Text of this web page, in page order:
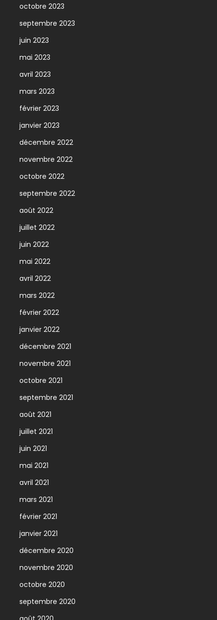
octobre 2023
septembre 2023
juin 2023
mai 2023
avril 2023
mars 2023
février 2023
janvier 2023
décembre 2022
novembre 2022
octobre 2022
septembre 2022
août 2022
juillet 2022
juin 2022
mai 2022
avril 2022
mars 2022
février 2022
janvier 2022
décembre 2021
novembre 2021
octobre 2021
septembre 2021
août 2021
juillet 2021
juin 2021
mai 2021
avril 2021
mars 2021
février 2021
janvier 2021
décembre 2020
novembre 2020
octobre 2020
septembre 2020